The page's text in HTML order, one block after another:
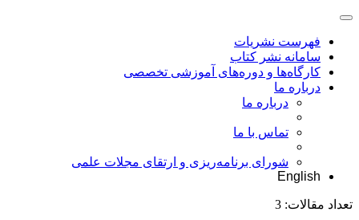
فهرست نشریات
سامانه نشر کتاب
کارگاه‌ها و دوره‌های آموزشی تخصصی
درباره ما
درباره ما
تماس با ما
شورای برنامه‌ریزی و ارتقای مجلات علمی
English
تعداد مقالات: 3